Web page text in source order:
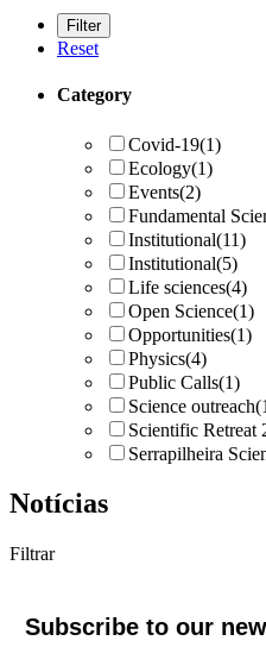
Reset
Category
Covid-19(1)
Ecology(1)
Events(2)
Fundamental
Institutional(11)
Institutional(5)
Life sciences(4)
Open Science(1)
Opportunities(1)
Physics(4)
Public Calls(1)
Science outreach
Scientific Retreat
Serrapilheira
Notícias
Filtrar
Subscribe to our